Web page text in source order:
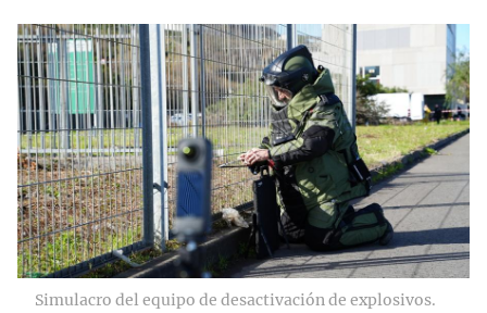
Simulacro del equipo de desactivación de explosivos.